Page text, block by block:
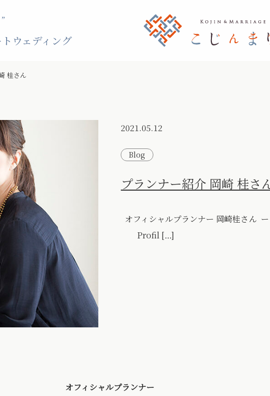
ウェディング
桂さん
2021.05.12
Blog
プランナー紹介 岡崎 桂さ
オフィシャルプランナー 岡崎桂さ
Profil […]
オフィシャルプランナー